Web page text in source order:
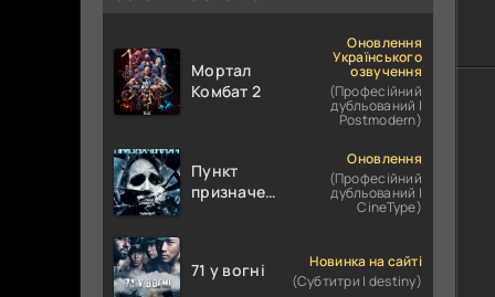
Мортал
Комбат 2
Оновлення
Українського
озвучення
(Професійний
дубльований |
Postmodern)
Пункт
призначення
Оновлення
(Професійний
дубльований |
CineType)
71 у вогні
Новинка на сайті
(Субтитри | destiny)